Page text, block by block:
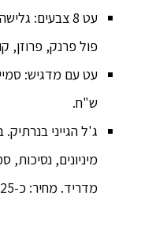
פול פרנק, פרוזן,
ש"ח.
ג'ל הגייני
מיניונים, נסיכות,
מדריד. מחיר: כ-25 ש"ח.